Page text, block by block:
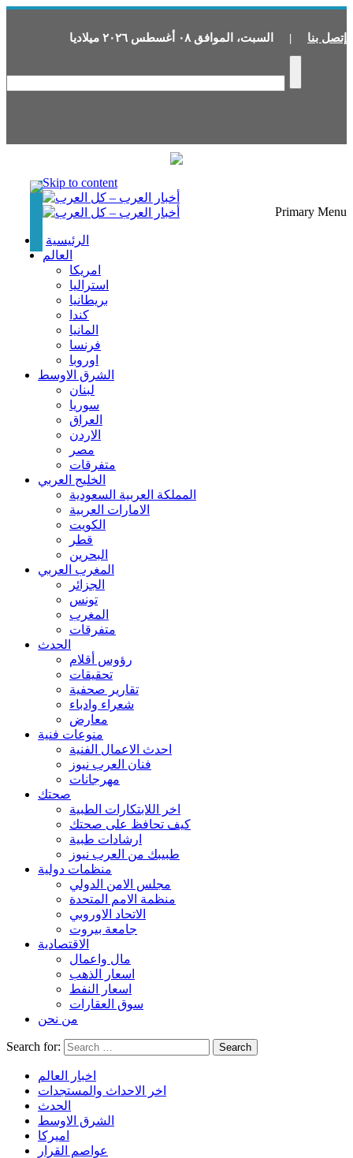
إتصل بنا | السبت، الموافق ٠٨ أغسطس ٢٠٢٦ ميلاديا
Skip to content
Primary Menu
الرئيسية
العالم
امريكا
استراليا
بريطانيا
كندا
المانيا
فرنسا
اوروبا
الشرق الاوسط
لبنان
سوريا
العراق
الاردن
مصر
متفرقات
الخليج العربي
المملكة العربية السعودية
الامارات العربية
الكويت
قطر
البحرين
المغرب العربي
الجزائر
تونس
المغرب
متفرقات
الحدث
رؤوس أقلام
تحقيقات
تقارير صحفية
شعراء وادباء
معارض
منوعات فنية
احدث الاعمال الفنية
فنان العرب نيوز
مهرجانات
صحتك
اخر اللابتكارات الطبية
كيف تحافظ على صحتك
ارشادات طبية
طبيبك من العرب نيوز
منظمات دولية
مجلس الامن الدولي
منظمة الامم المتحدة
الاتحاد الاوروبي
جامعة بيروت
الاقتصادية
مال واعمال
اسعار الذهب
اسعار النفط
سوق العقارات
من نحن
Search for:
اخبار العالم
اخر الاحداث والمستجدات
الحدث
الشرق الاوسط
اميركا
عواصم القرار